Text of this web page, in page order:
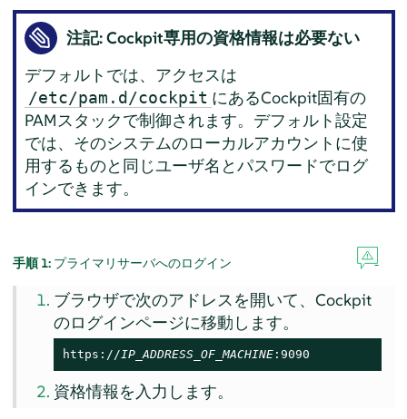
注記: Cockpit専用の資格情報は必要ない
デフォルトでは、アクセスは
/etc/pam.d/cockpit にあるCockpit固有の
PAMスタックで制御されます。デフォルト設定
では、そのシステムのローカルアカウントに使
用するものと同じユーザ名とパスワードでログ
インできます。
手順 1: プライマリサーバへのログイン
ブラウザで次のアドレスを開いて、Cockpit
のログインページに移動します。
https://IP_ADDRESS_OF_MACHINE :9090
資格情報を入力します。